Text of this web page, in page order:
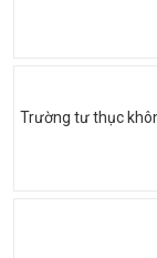
Trường tư thục